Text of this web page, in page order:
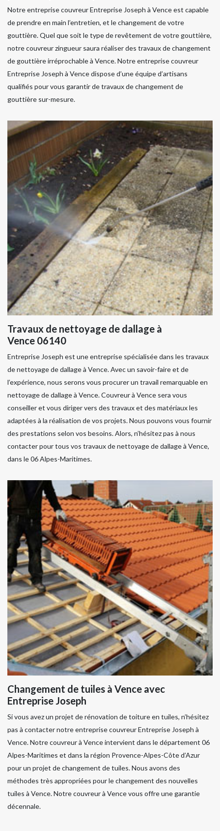
Notre entreprise couvreur Entreprise Joseph à Vence est capable
de prendre en main l’entretien, et le changement de votre
gouttière. Quel que soit le type de revêtement de votre gouttière,
notre couvreur zingueur saura réaliser des travaux de changement
de gouttière irréprochable à Vence. Notre entreprise couvreur
Entreprise Joseph à Vence dispose d’une équipe d’artisans
qualifiés pour vous garantir de travaux de changement de
gouttière sur-mesure.
Travaux de nettoyage de dallage à
Vence 06140
Entreprise Joseph est une entreprise spécialisée dans les travaux
de nettoyage de dallage à Vence. Avec un savoir-faire et de
l’expérience, nous serons vous procurer un travail remarquable en
nettoyage de dallage à Vence. Couvreur à Vence sera vous
conseiller et vous diriger vers des travaux et des matériaux les
adaptées à la réalisation de vos projets. Nous pouvons vous fournir
des prestations selon vos besoins. Alors, n’hésitez pas à nous
contacter pour tous vos travaux de nettoyage de dallage à Vence,
dans le 06 Alpes-Maritimes.
Changement de tuiles à Vence avec
Entreprise Joseph
Si vous avez un projet de rénovation de toiture en tuiles, n’hésitez
pas à contacter notre entreprise couvreur Entreprise Joseph à
Vence. Notre couvreur à Vence intervient dans le département 06
Alpes-Maritimes et dans la région Provence-Alpes-Côte d’Azur
pour un projet de changement de tuiles. Nous avons des
méthodes très appropriées pour le changement des nouvelles
tuiles à Vence. Notre couvreur à Vence vous offre une garantie
décennale.